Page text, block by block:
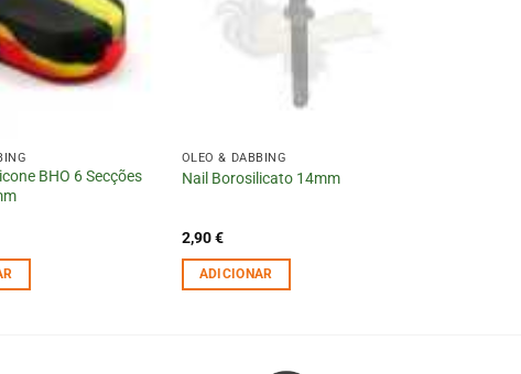
BHO 6 Secções
OLÉO & DABBING
Nail Borosilicato 14mm
2,90€
ADICIONAR